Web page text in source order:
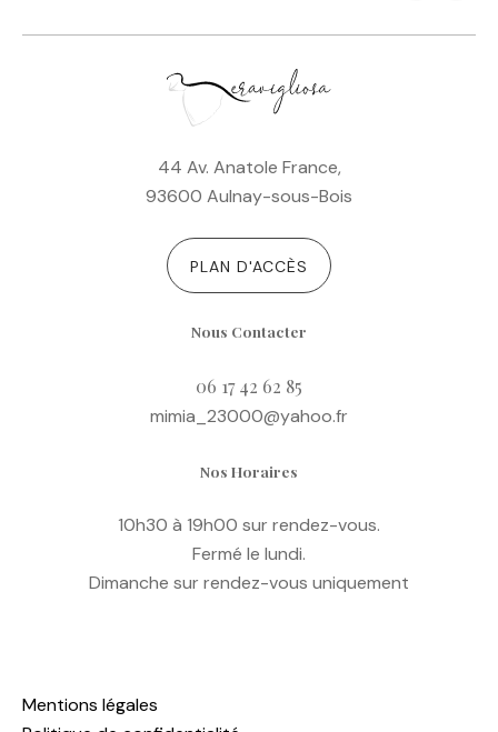
44 Av. Anatole France,
93600 Aulnay-sous-Bois
PLAN D'ACCÈS
Nous Contacter
06 17 42 62 85
mimia_23000@yahoo.fr
Nos Horaires
10h30 à 19h00 sur rendez-vous.
Fermé le lundi.
Dimanche sur rendez-vous uniquement
Mentions légales